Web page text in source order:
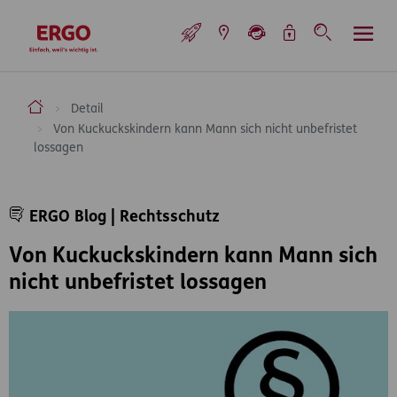
zur Startseite
ERGO Versicherung Aktiengesellschaft
Detail
Von Kuckuckskindern kann Mann sich nicht unbefristet
lossagen
Von Kuckuckskindern kann Mann sich
nicht unbefristet lossagen
ERGO Blog | Rechtsschutz